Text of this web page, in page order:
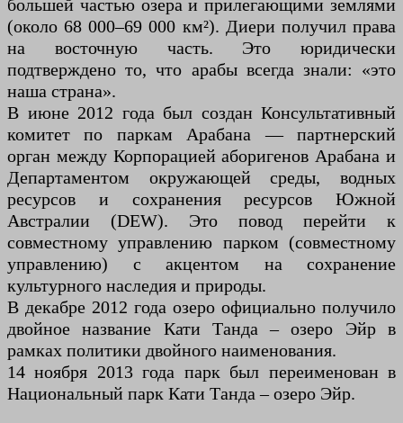
большей частью озера и прилегающими землями
(около 68 000–69 000 км²). Диери получил права
на восточную часть. Это юридически
подтверждено то, что арабы всегда знали: «это
наша страна».
В июне 2012 года был создан Консультативный
комитет по паркам Арабана — партнерский
орган между Корпорацией аборигенов Арабана и
Департаментом окружающей среды, водных
ресурсов и сохранения ресурсов Южной
Австралии (DEW). Это повод перейти к
совместному управлению парком (совместному
управлению) с акцентом на сохранение
культурного наследия и природы.
В декабре 2012 года озеро официально получило
двойное название Кати Танда – озеро Эйр в
рамках политики двойного наименования.
14 ноября 2013 года парк был переименован в
Национальный парк Кати Танда – озеро Эйр.